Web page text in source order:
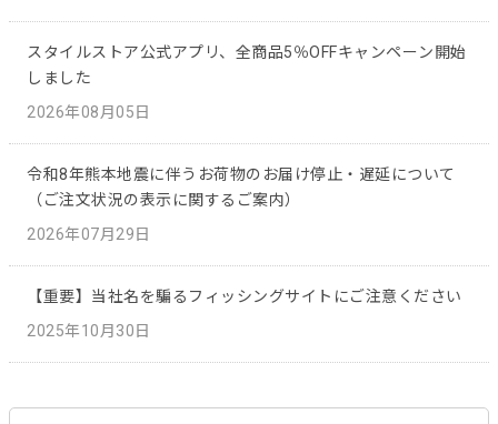
スタイルストア公式アプリ、全商品5％OFFキャンペーン開始
しました
2026年08月05日
令和8年熊本地震に伴うお荷物のお届け停止・遅延について
（ご注文状況の表示に関するご案内）
2026年07月29日
【重要】当社名を騙るフィッシングサイトにご注意ください
2025年10月30日